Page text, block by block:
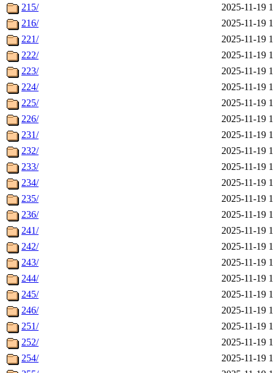
215/
2025-11-19
216/
2025-11-19
221/
2025-11-19
222/
2025-11-19
223/
2025-11-19
224/
2025-11-19
225/
2025-11-19
226/
2025-11-19
231/
2025-11-19
232/
2025-11-19
233/
2025-11-19
234/
2025-11-19
235/
2025-11-19
236/
2025-11-19
241/
2025-11-19
242/
2025-11-19
243/
2025-11-19
244/
2025-11-19
245/
2025-11-19
246/
2025-11-19
251/
2025-11-19
252/
2025-11-19
254/
2025-11-19